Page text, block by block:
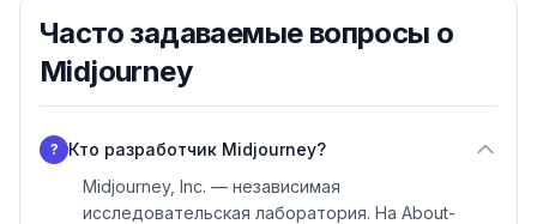
Часто задаваемые вопросы о
Midjourney
?
Кто разработчик Midjourney?
Midjourney, Inc. — независимая
исследовательская лаборатория. На About-